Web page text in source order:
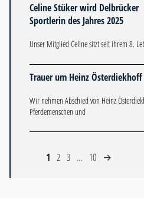
Celine Stüker wird Delbrücker
Sportlerin des Jahres 2025
Unser Mitglied Celine sitzt seit ihrem 8.
Trauer um Heinz Österdiekhoff
Wir nehmen Abschied von Heinz
Pferdemenschen und
1 2 3 … 10 →